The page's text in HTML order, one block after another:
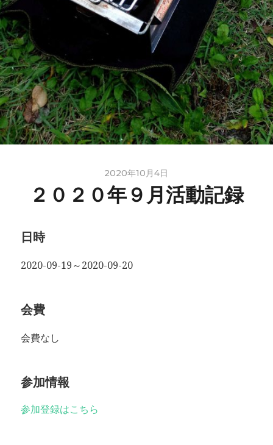
2020年10月4日
２０２０年９月活動記録
日時
2020-09-19～2020-09-20
会費
会費なし
参加情報
参加登録はこちら